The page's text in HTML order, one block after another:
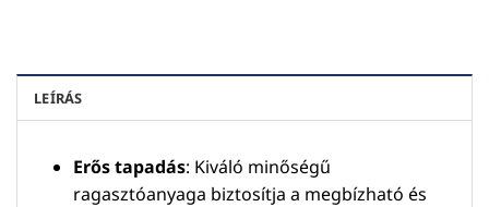
LEÍRÁS
Erős tapadás: Kiváló minőségű
ragasztóanyaga biztosítja a megbízható és